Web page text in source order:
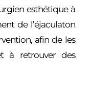
esthétique à
de l’éjaculaton
afin de les
à retrouver des